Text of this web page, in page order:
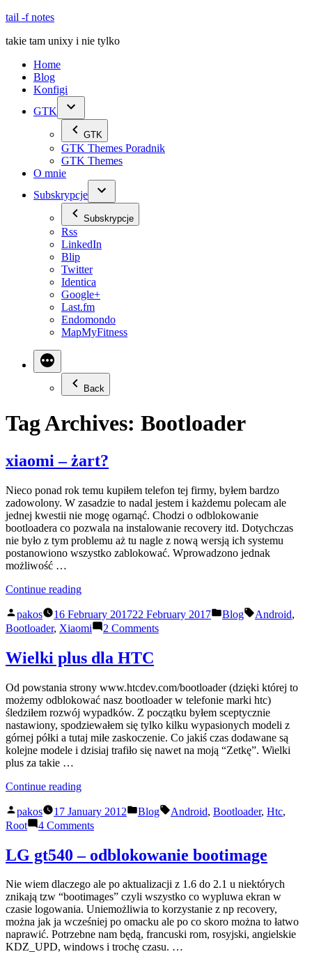
Skip
content
tail -f notes
takie tam unixy i nie tylko
Home
Blog
Konfigi
GTK
GTK
GTK Themes Poradnik
GTK Themes
O mnie
Subskrypcje
Subskrypcje
Rss
LinkedIn
Blip
Twitter
Identica
Google+
Last.fm
Endomondo
MapMyFitness
Back
Tag Archives: Bootloader
xiaomi – żart?
Nieco ponad rok temu kupiłem telefon tej firmy, byłem bardzo
zadowolony. W zasadzie to nadal jestem i każdemu polecam ale
jednej kwestii nie mogę ogarnąć. Chodzi o odblokowanie
bootloadera co pozwala na instalowanie recovery itd. Dotychczas
nie było z tym problemu aż tu nagle z nową wersją ich systemu
postanowiono wszystko zablokować. Wprowadzono jednak
możliwość …
Continue reading“xiaomi
żart?”
Posted
by
pakos 16 February 201722 February 2017
Posted
Blog Tags:
Android,
Bootloader, Xiaomi 2 Commentson
Wielki plus dla HTC
Od powstania strony www.htcdev.com/bootloader (dzięki której to
możemy odblokować nasz bootloader w telefonie marki htc)
śledziłem rozwój wypadków. Z początku byłem sceptycznie
nastawiony, spodziewałem się tylko kilku wypasionych modeli z
górnej półki a tutaj miłe zaskoczenie. Co jakiś czas dodawane są
kolejne modele i dzisiaj trafiło się nawet na moją “Zetkę”. Wielki
plus za takie …
Continue reading“Wielki
dla
HTC”
Posted
by
pakos 17 January 2012
Posted
Blog Tags:
Android, Bootloader, Htc,
Root
4 Commentson
plus
dla
LG gt540 – odblokowanie bootimage
Nie wiem dlaczego ale po aktualizacji z 1.6 do 2.1 u niektórych
znikają tzw “bootimages” czyli wszystko co wypluwa ekran w
czasie logowania. Uniemożliwia to korzystanie z np recovery,
można jak ja wcześniej po omacku ale po co skoro można to łatwo
naprawić. Potrzebne nam będą, francuski rom, rosyjski, angielskie
KDZ_UPD, windows i trochę czasu. …